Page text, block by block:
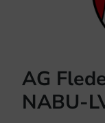
AG
NABU-